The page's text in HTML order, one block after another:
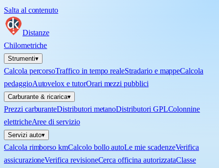
Salta al contenuto
Distanze
Chilometriche
Strumenti▾
Calcola percorsoTraffico in tempo realeStradario e mappeCalcola
pedaggioAutovelox e tutorOrari mezzi pubblici
Carburante & ricarica▾
Prezzi carburanteDistributori metanoDistributori GPLColonnine
elettricheAree di servizio
Servizi auto▾
Calcola rimborso kmCalcolo bollo autoLe mie scadenzeVerifica
assicurazioneVerifica revisioneCerca officina autorizzataClasse